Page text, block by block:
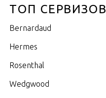
ТОП СЕРВИЗОВ
Bernardaud
Hermes
Rosenthal
Wedgwood